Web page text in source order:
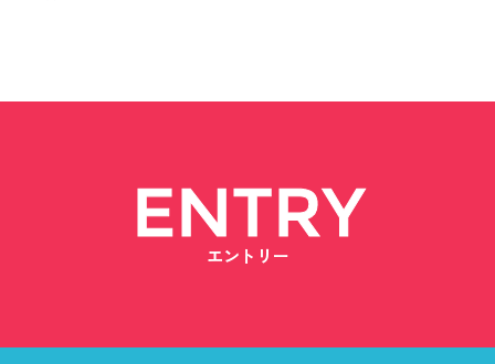
ENTRY
エントリー